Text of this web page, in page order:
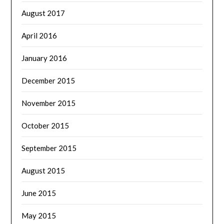
August 2017
April 2016
January 2016
December 2015
November 2015
October 2015
September 2015
August 2015
June 2015
May 2015